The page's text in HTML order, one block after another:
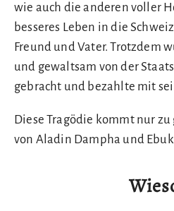
wie auch die anderen voller
besseres Leben in die
Freund und Vater. Trotzdem
und gewaltsam von der
gebracht und bezahlte mit
Diese Tragödie kommt nur
von Aladin Dampha und